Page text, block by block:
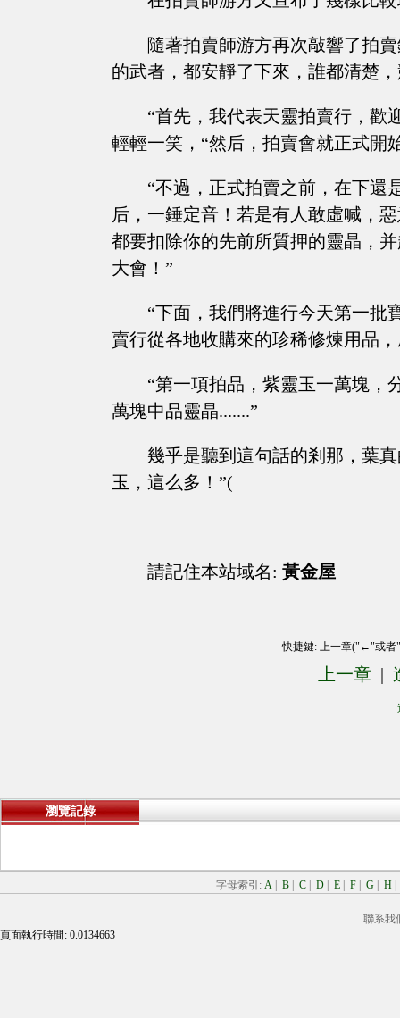
隨著拍賣師游方再次敲響了拍
的武者，都安靜了下來，誰都清楚
“首先，我代表天靈拍賣行，歡
輕輕一笑，“然后，拍賣會就正式開
“不過，正式拍賣之前，在下還
后，一錘定音！若是有人敢虛喊，
都要扣除你的先前所質押的靈晶，
大會！”
“下面，我們將進行今天第一批
賣行從各地收購來的珍稀修煉用品
“第一項拍品，紫靈玉一萬塊，
萬塊中品靈晶.......”
幾乎是聽到這句話的剎那，葉
玉，這么多！”(
請記住本站域名: 黃金屋
快捷鍵: 上一章("←"或
上一章 |
瀏覽記錄
字母索引: A B C D E F G H
聯系我
頁面執行時間: 0.0134663